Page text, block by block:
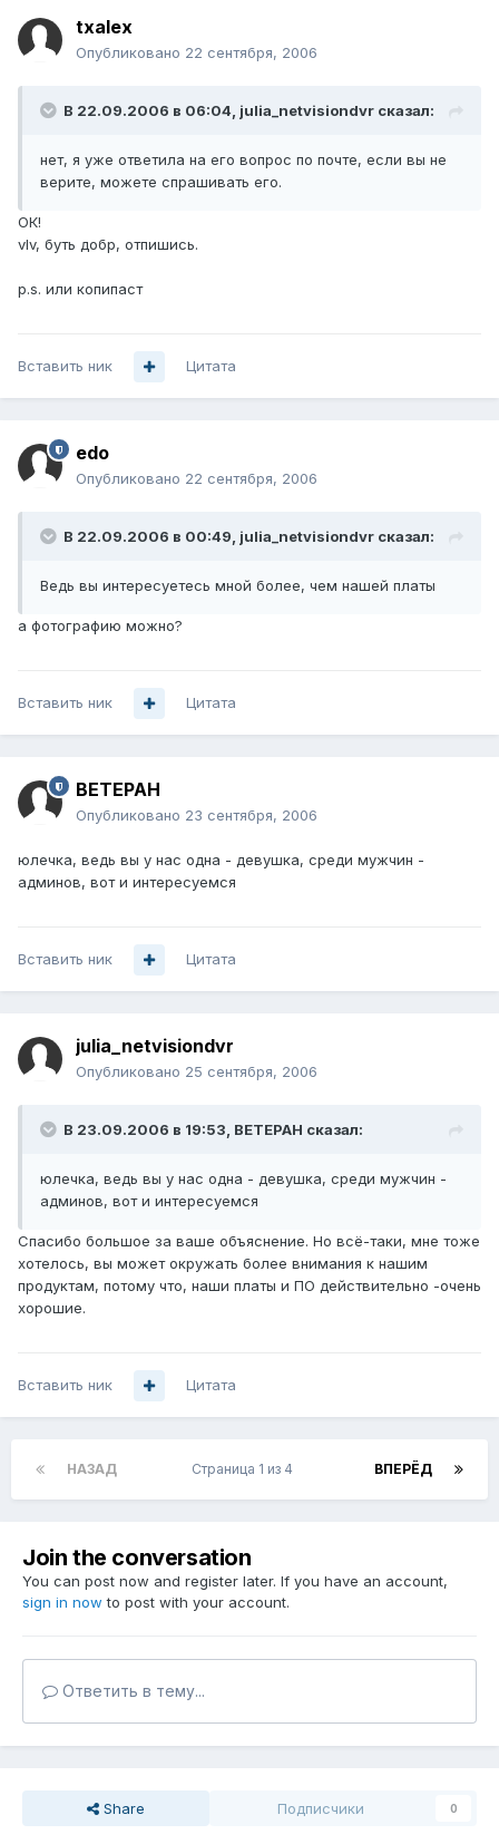
txalex
Опубликовано 22 сентября, 2006
В 22.09.2006 в 06:04, julia_netvisiondvr сказал:
нет, я уже ответила на его вопрос по почте, если вы не
верите, можете спрашивать его.
ОК!
vIv, буть добр, отпишись.
p.s. или копипаст
Вставить ник Цитата
edo
Опубликовано 22 сентября, 2006
В 22.09.2006 в 00:49, julia_netvisiondvr сказал:
Ведь вы интересуетесь мной более, чем нашей платы
а фотографию можно?
Вставить ник Цитата
BETEPAH
Опубликовано 23 сентября, 2006
юлечка, ведь вы у нас одна - девушка, среди мужчин -
админов, вот и интересуемся
Вставить ник Цитата
julia_netvisiondvr
Опубликовано 25 сентября, 2006
В 23.09.2006 в 19:53, BETEPAH сказал:
юлечка, ведь вы у нас одна - девушка, среди мужчин -
админов, вот и интересуемся
Спасибо большое за ваше объяснение. Но всё-таки, мне тоже
хотелось, вы может окружать более внимания к нашим
продуктам, потому что, наши платы и ПО действительно -очень
хорошие.
Вставить ник Цитата
НАЗАД ВПЕРЁД
Страница 1 из 4
Join the conversation
You can post now and register later. If you have an account,
sign in now to post with your account.
Ответить в тему...
Share Подписчики 0